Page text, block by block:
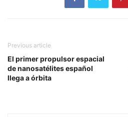
Previous article
El primer propulsor espacial
de nanosatélites español
llega a órbita